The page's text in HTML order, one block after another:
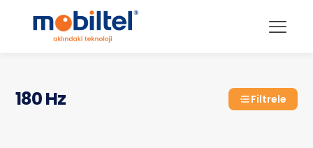
180 Hz Filtrele